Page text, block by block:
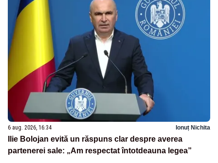
6 aug. 2026, 16:34 Ionuț Nichita
Ilie Bolojan evită un răspuns clar despre averea
partenerei sale: „Am respectat întotdeauna legea”